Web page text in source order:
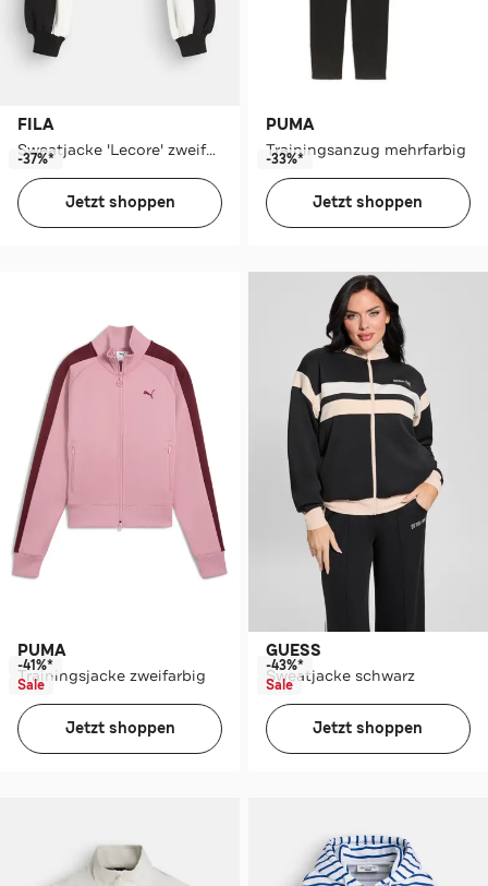
FILA
Sweatjacke 'Lecore' zweifarbig
-37%*
Jetzt shoppen
PUMA
Trainingsanzug mehrfarbig
-33%*
Jetzt shoppen
PUMA
Trainingsjacke zweifarbig
-41%*
Sale
Jetzt shoppen
GUESS
Sweatjacke schwarz
-43%*
Sale
Jetzt shoppen